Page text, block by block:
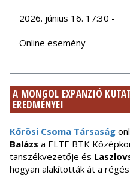
2026. június 16. 17:30 -
Online esemény
A MONGOL EXPANZIÓ
EREDMÉNYEI
Kőrösi Csoma Társaság
Balázs a ELTE BTK
tanszékvezetője és
hogyan alakították át a